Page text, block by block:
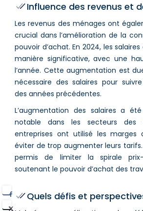
Influence des revenus et
Les revenus des ménages ont
crucial dans l’amélioration de la
pouvoir d’achat. En 2024, les
manière significative, avec une
l’année. Cette augmentation est
nécessaire des salaires pour
des années précédentes​.
L’augmentation des salaires a
notable dans les secteurs des
entreprises ont utilisé les marges
éviter de trop augmenter leurs
permis de limiter la spirale
soutenant le pouvoir d’achat des
Quels défis et